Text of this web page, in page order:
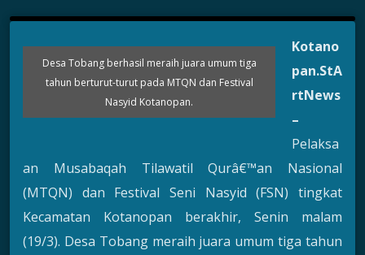
Desa Tobang berhasil meraih juara umum tiga
tahun berturut-turut pada MTQN dan Festival
Nasyid Kotanopan.
Kotano
pan.StA
rtNews
–
Pelaksa
an Musabaqah Tilawatil Qurâ€™an Nasional
(MTQN) dan Festival Seni Nasyid (FSN) tingkat
Kecamatan Kotanopan berakhir, Senin malam
(19/3). Desa Tobang meraih juara umum tiga tahun